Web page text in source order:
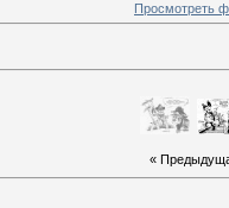
Просмотреть
«